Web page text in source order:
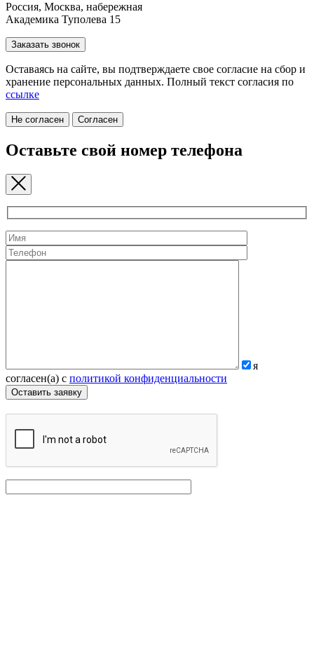
Россия, Москва, набережная
Академика Туполева 15
Заказать звонок
Оставаясь на сайте, вы подтверждаете свое согласие на cбор и
хранение персональных данных. Полный текст согласия по
ссылке
Не согласен Согласен
Оставьте свой номер телефона
я
согласен(а) с политикой конфиденциальности